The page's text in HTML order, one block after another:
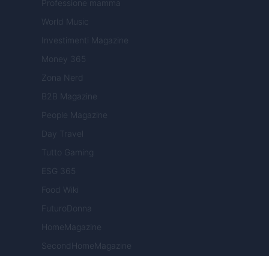
Professione mamma
World Music
Investimenti Magazine
Money 365
Zona Nerd
B2B Magazine
People Magazine
Day Travel
Tutto Gaming
ESG 365
Food Wiki
FuturoDonna
HomeMagazine
SecondHomeMagazine